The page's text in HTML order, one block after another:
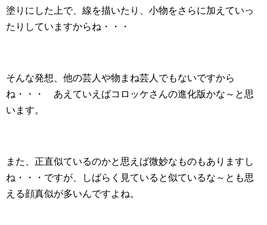
塗りにした上で、線を描いたり、小物をさらに加えていっ
たりしていますからね・・・
そんな発想、他の芸人や物まね芸人でもないですから
ね・・・ あえていえばコロッケさんの進化版かな～と思
います。
また、正直似ているのかと思えば微妙なものもありますし
ね・・・ですが、しばらく見ていると似ているな～とも思
える顔真似が多いんですよね。